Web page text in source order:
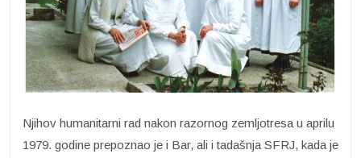
Njihov humanitarni rad nakon razornog zemljotresa u aprilu
1979. godine prepoznao je i Bar, ali i tadašnja SFRJ, kada je